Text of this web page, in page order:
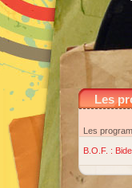
Les
Les
B.O.F. :